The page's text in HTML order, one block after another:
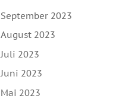
September 2023
August 2023
Juli 2023
Juni 2023
Mai 2023